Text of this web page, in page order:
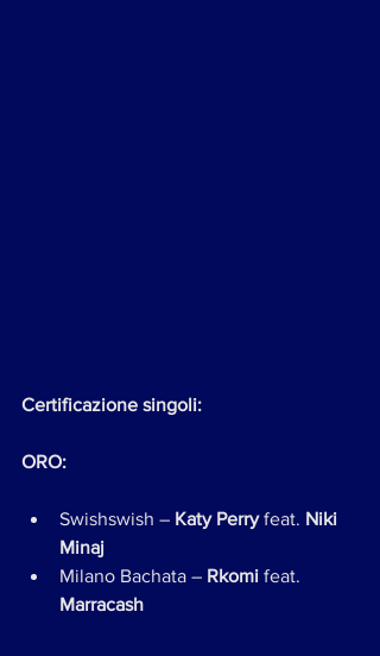
Certificazione singoli:
ORO:
Swishswish – Katy Perry feat. Niki
Minaj
Milano Bachata – Rkomi feat.
Marracash